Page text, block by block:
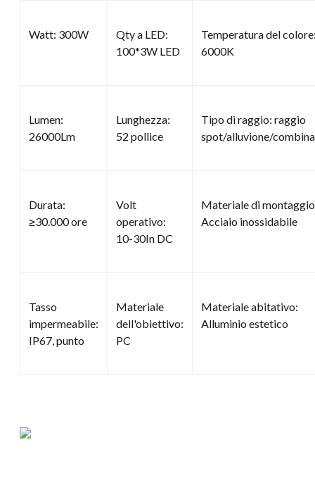
Watt: 300W
Qty a LED:
100*3W LED
Temperatura del
6000K
Lumen:
26000Lm
Lunghezza:
52 pollice
Tipo di raggio: raggio
spot/alluvione/
Durata:
≥30.000 ore
Volt
operativo:
10-30In DC
Materiale di
Acciaio inossidabile
Tasso
impermeabile:
IP67, punto
Materiale
dell'obiettivo:
PC
Materiale abitativo:
Alluminio estetico